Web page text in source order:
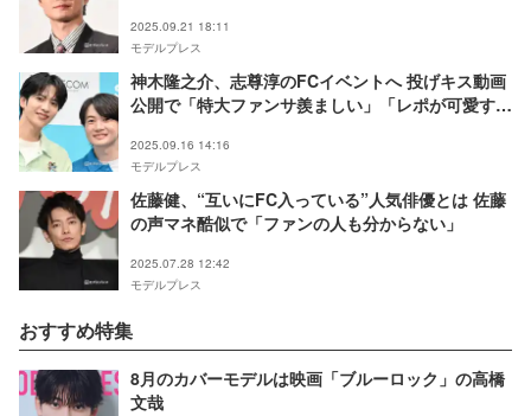
2025.09.21 18:11
モデルプレス
神木隆之介、志尊淳のFCイベントへ 投げキス動画
公開で「特大ファンサ羨ましい」「レポが可愛すぎ
2025.09.16 14:16
モデルプレス
佐藤健、“互いにFC入っている”人気俳優とは 佐藤
の声マネ酷似で「ファンの人も分からない」
2025.07.28 12:42
モデルプレス
おすすめ特集
8月のカバーモデルは映画「ブルーロック」の高橋
文哉